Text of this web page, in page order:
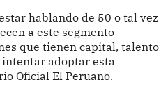
hablando de 50 o tal vez
a este segmento
que tienen capital, talento
adoptar esta
Oficial El Peruano.